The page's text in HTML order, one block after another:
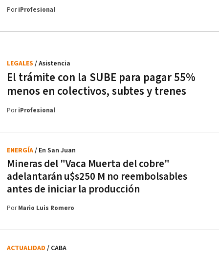
PoriProfesional
El trámite con la SUBE para pagar 55%
menos en colectivos, subtes y trenes
LEGALES / Asistencia
PoriProfesional
Mineras del "Vaca Muerta del cobre"
adelantarán u$s250 M no reembolsables
antes de iniciar la producción
ENERGÍA/ En San Juan
PorMario Luis Romero
ACTUALIDAD / CABA